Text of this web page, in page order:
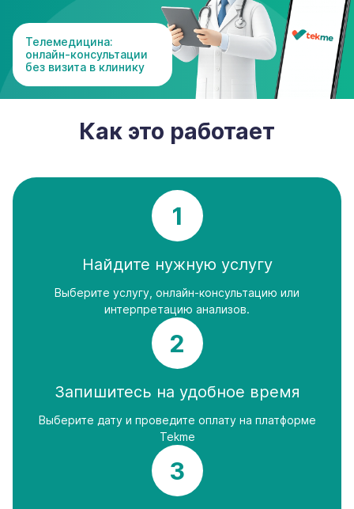
Телемедицина:
онлайн-консультации
без визита в клинику
Как это работает
1
Найдите нужную услугу
Выберите услугу, онлайн-консультацию или
интерпретацию анализов.
2
Запишитесь на удобное время
Выберите дату и проведите оплату на платформе
Tekme
3